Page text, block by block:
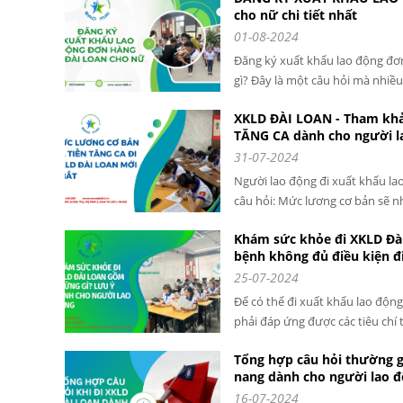
sống và làm việc tại Đài Loan.
XKLD uy tín là không hề dễ
tín tại Huế? Hãy cùng SAOMAI
đây.
cho nữ chi tiết nhất
01-08-2024
Đăng ký xuất khẩu lao động
gì? Đây là một câu hỏi mà
Loan, hãy cùng SAOMAI HR
giải đáp tất cả các thắc mắc.
XKLD ĐÀI LOAN - Tham
TĂNG CA dành cho người
31-07-2024
Người lao động đi xuất khẩu
câu hỏi: Mức lương cơ bản sẽ
được mức lương cơ bản và các
luật Đài Loan. Từ ngày 1/1/
động được điều chỉnh.
Khám sức khỏe đi XKLD
bệnh không đủ điều kiện
25-07-2024
Để có thể đi xuất khẩu lao
phải đáp ứng được các tiêu
người lao động nào cũng phải
sức khỏe tại các bệnh viện đủ
Tổng hợp câu hỏi thường
nang dành cho người lao
16-07-2024